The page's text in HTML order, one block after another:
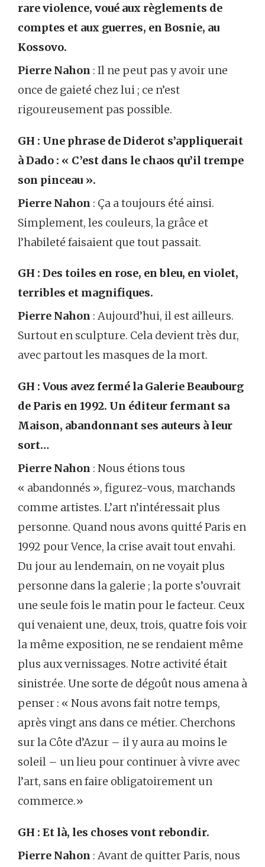
rare violence, voué aux règlements de
comptes et aux guerres, en Bosnie, au
Kossovo.
Pierre Nahon : Il ne peut pas y avoir une
once de gaieté chez lui ; ce n’est
rigoureusement pas possible.
GH : Une phrase de Diderot s’appliquerait
à Dado : « C’est dans le chaos qu’il trempe
son pinceau ».
Pierre Nahon : Ça a toujours été ainsi.
Simplement, les couleurs, la grâce et
l’habileté faisaient que tout passait.
GH : Des toiles en rose, en bleu, en violet,
terribles et magnifiques.
Pierre Nahon : Aujourd’hui, il est ailleurs.
Surtout en sculpture. Cela devient très dur,
avec partout les masques de la mort.
GH : Vous avez fermé la Galerie Beaubourg
de Paris en 1992. Un éditeur fermant sa
Maison, abandonnant ses auteurs à leur
sort…
Pierre Nahon : Nous étions tous
« abandonnés », figurez-vous, marchands
comme artistes. L’art n’intéressait plus
personne. Quand nous avons quitté Paris en
1992 pour Vence, la crise avait tout envahi.
Du jour au lendemain, on ne voyait plus
personne dans la galerie ; la porte s’ouvrait
une seule fois le matin pour le facteur. Ceux
qui venaient une, deux, trois, quatre fois voir
la même exposition, ne se rendaient même
plus aux vernissages. Notre activité était
sinistrée. Une sorte de dégoût nous amena à
penser : « Nous avons fait notre temps,
après vingt ans dans ce métier. Cherchons
sur la Côte d’Azur – il y aura au moins le
soleil – un lieu pour continuer à vivre avec
l’art, sans en faire obligatoirement un
commerce.»
GH : Et là, les choses vont rebondir.
Pierre Nahon : Avant de quitter Paris, nous